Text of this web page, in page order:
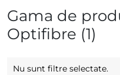
Gama de
Optifibre (1)
Nu sunt filtre selectate.